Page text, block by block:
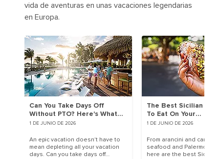
vida de aventuras en unas vacaciones legendarias
en Europa.
Can You Take Days Off
Without PTO? Here's What
You Need To Know | Royal
1 DE JUNIO DE 2026
An epic vacation doesn't have to
mean depleting all your vacation
days. Can you take days off
The Best Sicilian
To Eat On Your
Mediterranean
1 DE JUNIO DE 2026
From arancini and
seafood and Palermo
here are the best